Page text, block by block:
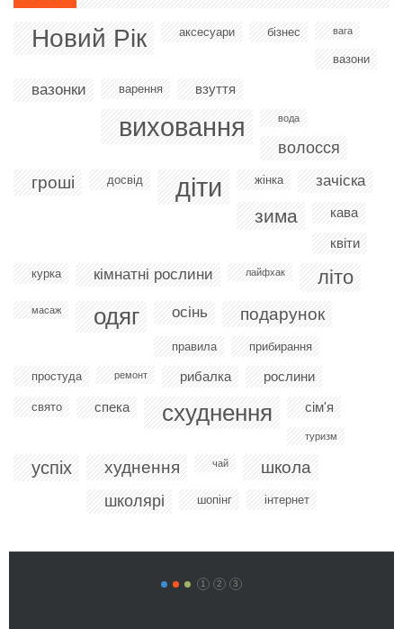
Новий Рік аксесуари бізнес вага
вазони
вазонки варення взуття
виховання вода
волосся
гроші досвід діти жінка зачіска
зима
кава
квіти
курка кімнатні рослини лайфхак літо
масаж одяг осінь подарунок
правила прибирання
простуда ремонт рибалка рослини
свято спека схуднення сім'я
туризм
успіх худнення чай школа
школярі шопінг інтернет
1 2 3